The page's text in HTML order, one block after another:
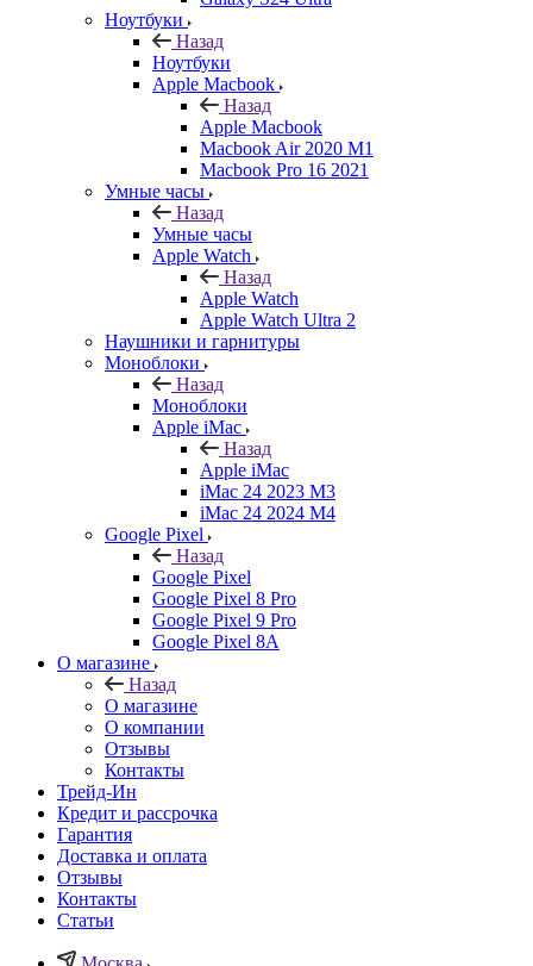
Ноутбуки
Назад
Ноутбуки
Apple Macbook
Назад
Apple Macbook
Macbook Air 2020 M1
Macbook Pro 16 2021
Умные часы
Назад
Умные часы
Apple Watch
Назад
Apple Watch
Apple Watch Ultra 2
Наушники и гарнитуры
Моноблоки
Назад
Моноблоки
Apple iMac
Назад
Apple iMac
iMac 24 2023 M3
iMac 24 2024 M4
Google Pixel
Назад
Google Pixel
Google Pixel 8 Pro
Google Pixel 9 Pro
Google Pixel 8A
О магазине
Назад
О магазине
О компании
Отзывы
Контакты
Трейд-Ин
Кредит и рассрочка
Гарантия
Доставка и оплата
Отзывы
Контакты
Статьи